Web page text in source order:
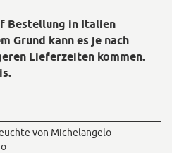
Bestellung in Italien
Grund kann es je nach
Lieferzeiten kommen.
von Michelangelo